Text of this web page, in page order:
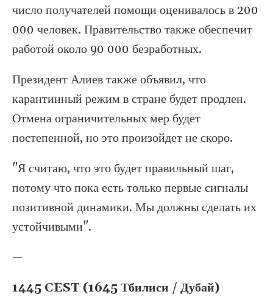
число получателей помощи оценивалось в 200
000 человек. Правительство также обеспечит
работой около 90 000 безработных.
Президент Алиев также объявил, что
карантинный режим в стране будет продлен.
Отмена ограничительных мер будет
постепенной, но это произойдет не скоро.
"Я считаю, что это будет правильный шаг,
потому что пока есть только первые сигналы
позитивной динамики. Мы должны сделать их
устойчивыми".
—
1445 CEST (1645 Тбилиси / Дубай)